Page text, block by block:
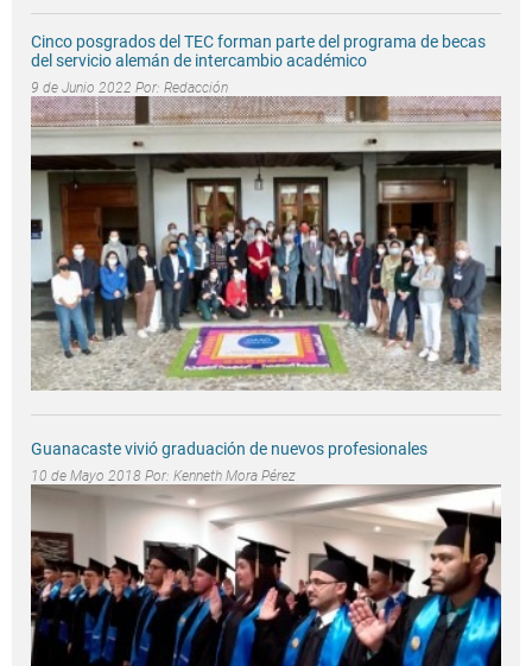
Cinco posgrados del TEC forman parte del programa de becas
del servicio alemán de intercambio académico
9 de Junio 2022 Por: Redacción
Guanacaste vivió graduación de nuevos profesionales
10 de Mayo 2018 Por: Kenneth Mora Pérez